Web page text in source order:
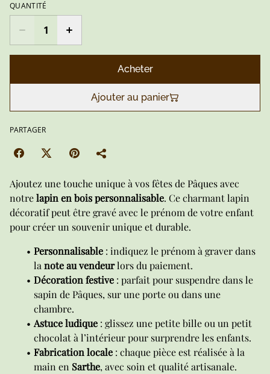
QUANTITÉ
Acheter
Ajouter au panier
PARTAGER
Ajoutez une touche unique à vos fêtes de Pâques avec
notrelapin en bois personnalisable. Ce charmant lapin
décoratif peut être gravé avec le prénom de votre enfant
pour créer un souvenir unique et durable.
Personnalisable : indiquez le prénom à graver dans
la note au vendeurlors du paiement.
Décoration festive : parfait pour suspendre dans le
sapin de Pâques, sur une porte ou dans une
chambre.
Astuce ludique : glissez une petite bille ou un petit
chocolat à l’intérieur pour surprendre les enfants.
Fabrication locale : chaque pièce est réalisée à la
main en Sarthe, avec soin et qualité artisanale.